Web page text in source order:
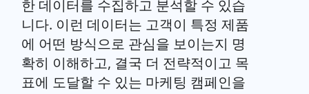
한 데이터를 수집하고 분석할 수 있습
니다. 이런 데이터는 고객이 특정 제품
에 어떤 방식으로 관심을 보이는지 명
확히 이해하고, 결국 더 전략적이고 목
표에 도달할 수 있는 마케팅 캠페인을